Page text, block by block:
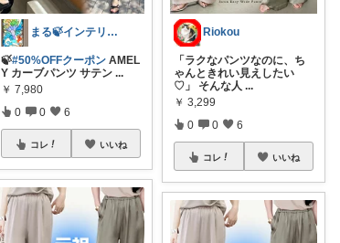
まる🍃インテリア×くらし
🍃#50%OFFクーポン AMEL
Y カーブパンツ サテン...
￥ 7,980
0 0 6
コレ いいね
Riokou
「ラクなパンツなのに、ち
ゃんときれい見えしたい
♡」 そんな人 ...
￥ 3,299
0 0 6
コレ いいね